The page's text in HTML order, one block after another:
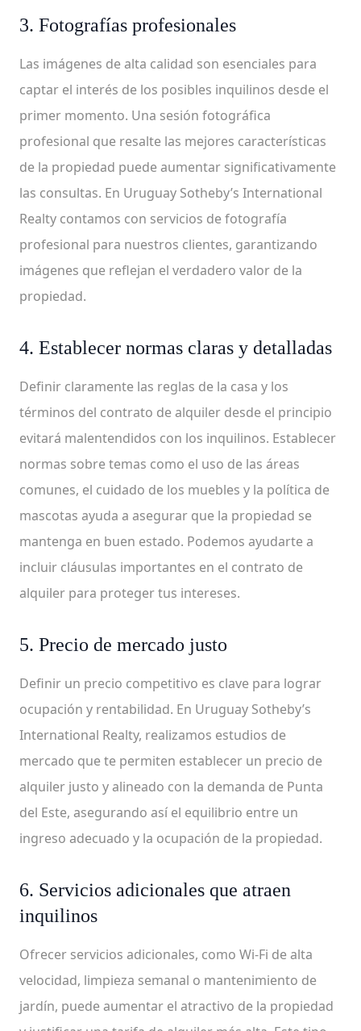
3. Fotografías profesionales
Las imágenes de alta calidad son esenciales para
captar el interés de los posibles inquilinos desde el
primer momento. Una sesión fotográfica
profesional que resalte las mejores características
de la propiedad puede aumentar significativamente
las consultas. En Uruguay Sotheby’s International
Realty contamos con servicios de fotografía
profesional para nuestros clientes, garantizando
imágenes que reflejan el verdadero valor de la
propiedad.
4. Establecer normas claras y detalladas
Definir claramente las reglas de la casa y los
términos del contrato de alquiler desde el principio
evitará malentendidos con los inquilinos. Establecer
normas sobre temas como el uso de las áreas
comunes, el cuidado de los muebles y la política de
mascotas ayuda a asegurar que la propiedad se
mantenga en buen estado. Podemos ayudarte a
incluir cláusulas importantes en el contrato de
alquiler para proteger tus intereses.
5. Precio de mercado justo
Definir un precio competitivo es clave para lograr
ocupación y rentabilidad. En Uruguay Sotheby’s
International Realty, realizamos estudios de
mercado que te permiten establecer un precio de
alquiler justo y alineado con la demanda de Punta
del Este, asegurando así el equilibrio entre un
ingreso adecuado y la ocupación de la propiedad.
6. Servicios adicionales que atraen
inquilinos
Ofrecer servicios adicionales, como Wi-Fi de alta
velocidad, limpieza semanal o mantenimiento de
jardín, puede aumentar el atractivo de la propiedad